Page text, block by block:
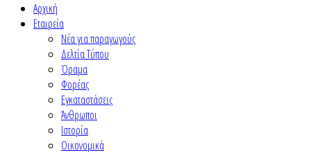
Αρχική
Εταιρεία
Νέα για παραγωγούς
Δελτία Τύπου
Όραμα
Φορέας
Εγκαταστάσεις
Άνθρωποι
Ιστορία
Οικονομικά